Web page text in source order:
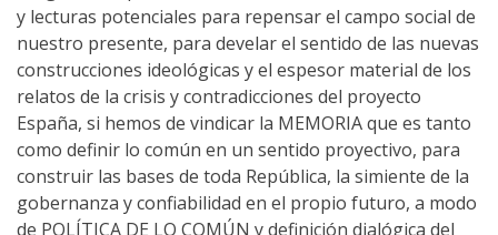
y lecturas potenciales para repensar el campo social de
nuestro presente, para develar el sentido de las nuevas
construcciones ideológicas y el espesor material de los
relatos de la crisis y contradicciones del proyecto
España, si hemos de vindicar la MEMORIA que es tanto
como definir lo común en un sentido proyectivo, para
construir las bases de toda República, la simiente de la
gobernanza y confiabilidad en el propio futuro, a modo
de POLÍTICA DE LO COMÚN y definición dialógica del